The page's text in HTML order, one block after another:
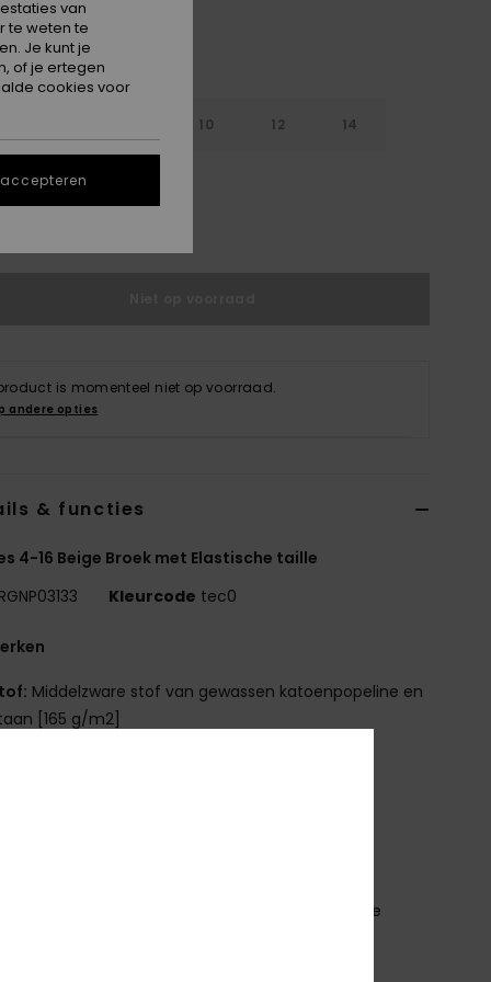
10 12 14
is momenteel niet op voorraad.
andere opties
& functies
4-16 Beige Broek met Elastische taille
Kleurcode tec0
Middelzware stof van gewassen katoenpopeline en
[165 g/m2]
Elastiek bij de uiteinden van de
van
te weten te
Je kunt je
of je ertegen
cookies voor